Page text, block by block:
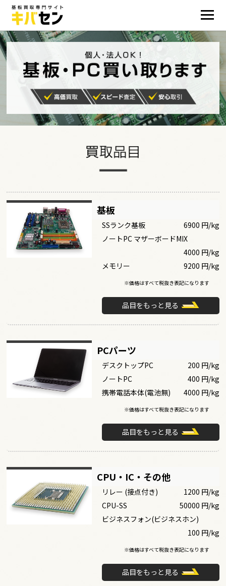
基板
SSランク基板
6900 円/kg
ノートPC マザーボードMIX
4000 円/kg
メモリー
9200 円/kg
※価格はすべて税抜き表記になります
品目をもっと見る
PCパーツ
デスクトップPC
200 円/kg
ノートPC
400 円/kg
携帯電話本体(電池無)
4000 円/kg
※価格はすべて税抜き表記になります
品目をもっと見る
CPU・IC・その他
リレー (接点付き)
1200 円/kg
CPU-SS
50000 円/kg
ビジネスフォン(ビジネスホン)
100 円/kg
※価格はすべて税抜き表記になります
品目をもっと見る